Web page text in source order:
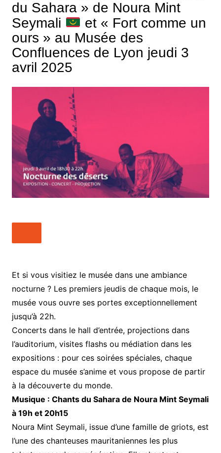
du Sahara » de Noura Mint
Seymali
et « Fort comme un
ours » au Musée des
Confluences de Lyon jeudi 3
avril 2025
Et si vous visitiez le musée dans une ambiance
nocturne ? Les premiers jeudis de chaque mois, le
musée vous ouvre ses portes exceptionnellement
jusqu’à 22h.
Concerts dans le hall d’entrée, projections dans
l’auditorium, visites flashs ou médiation dans les
expositions : pour ces soirées spéciales, chaque
espace du musée s’anime et vous propose de partir
à la découverte du monde.
Musique : Chants du Sahara de Noura Mint Seymali
à 19h et 20h15
Noura Mint Seymali, issue d’une famille de griots, est
l’une des chanteuses mauritaniennes les plus